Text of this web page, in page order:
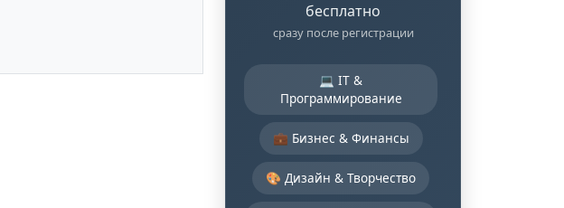
бесплатно
сразу после регистрации
💻 IT &
Программирование
💼 Бизнес & Финансы
🎨 Дизайн & Творчество